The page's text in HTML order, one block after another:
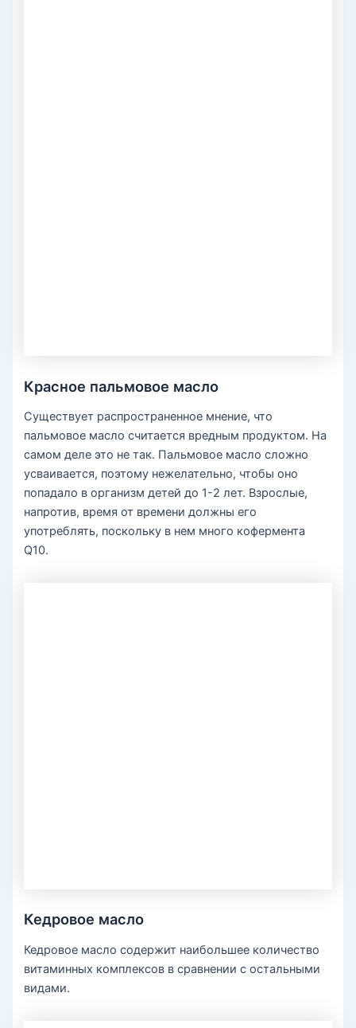
Красное пальмовое масло
Существует распространенное мнение, что
пальмовое масло считается вредным продуктом. На
самом деле это не так. Пальмовое масло сложно
усваивается, поэтому нежелательно, чтобы оно
попадало в организм детей до 1-2 лет. Взрослые,
напротив, время от времени должны его
употреблять, поскольку в нем много кофермента
Q10.
Кедровое масло
Кедровое масло содержит наибольшее количество
витаминных комплексов в сравнении с остальными
видами.